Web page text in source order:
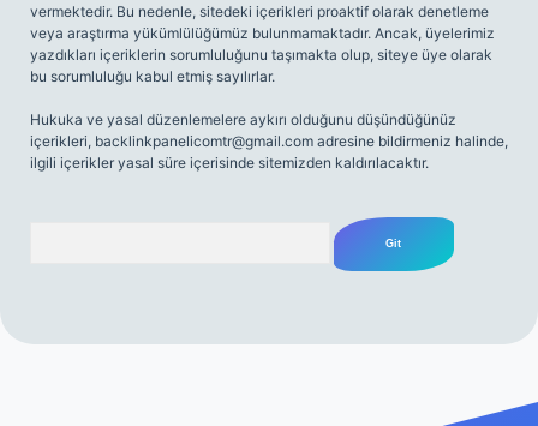
vermektedir. Bu nedenle, sitedeki içerikleri proaktif olarak denetleme
veya araştırma yükümlülüğümüz bulunmamaktadır. Ancak, üyelerimiz
yazdıkları içeriklerin sorumluluğunu taşımakta olup, siteye üye olarak
bu sorumluluğu kabul etmiş sayılırlar.
Hukuka ve yasal düzenlemelere aykırı olduğunu düşündüğünüz
içerikleri, backlinkpanelicomtr@gmail.com adresine bildirmeniz halinde,
ilgili içerikler yasal süre içerisinde sitemizden kaldırılacaktır.